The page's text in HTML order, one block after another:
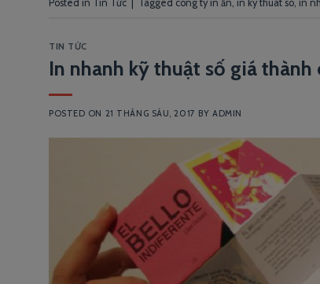
Posted in Tin Tức Tagged công ty in ấn, in ky thuat so, in
TIN TỨC
In nhanh kỹ thuật số giá thành
POSTED ON 21 THÁNG SÁU, 2017 BY ADMIN